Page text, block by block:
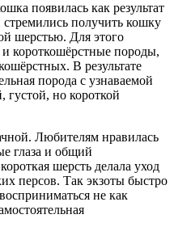
появилась как результат
получить кошку
шерстью. Для этого
короткошёрстные породы,
В результате
порода с узнаваемой
но короткой
Любителям нравилась
глаза и общий
шерсть делала уход
персов. Так экзоты быстро
не как